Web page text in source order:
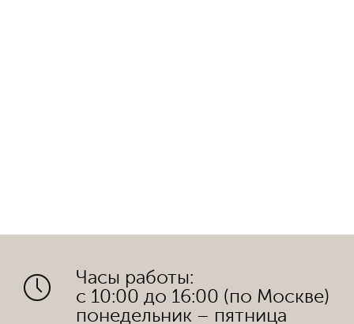
Часы работы:
с 10:00 до 16:00 (по Москве)
понедельник – пятница